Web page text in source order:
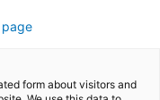
form about visitors and